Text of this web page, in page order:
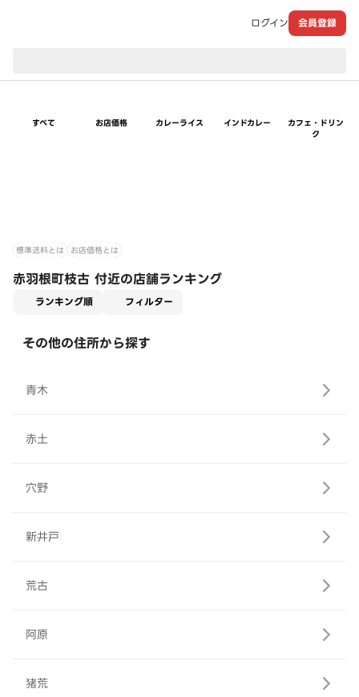
ログイン 会員登録
すべて お店価格 カレーライス インドカレー
カフェ・ドリン
ク
標準送料とは お店価格とは
赤羽根町枝古 付近の店舗ランキング
ランキング順 フィルター
その他の住所から探す
青木
赤土
穴野
新井戸
荒古
阿原
猪荒